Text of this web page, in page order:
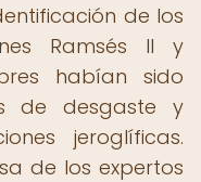
de los
Ramsés II y
habían sido
de desgaste y
jeroglíficas.
de los expertos